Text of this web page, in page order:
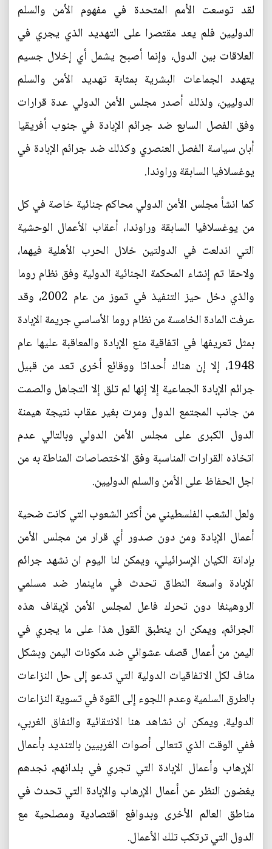
لقد توسعت الأمم المتحدة في مفهوم الأمن والسلم
الدوليين فلم يعد مقتصرا على التهديد الذي يجري في
العلاقات بين الدول، وإنما أصبح يشمل أي إخلال جسيم
يتهدد الجماعات البشرية بمثابة تهديد الأمن والسلم
الدوليين، ولذلك أصدر مجلس الأمن الدولي عدة قرارات
وفق الفصل السابع ضد جرائم الإبادة في جنوب أفريقيا
أبان سياسة الفصل العنصري وكذلك ضد جرائم الإبادة في
يوغسلافيا السابقة وراوندا.
كما انشأ مجلس الأمن الدولي محاكم جنائية خاصة في كل
من يوغسلافيا السابقة وراوندا، أعقاب الأعمال الوحشية
التي اندلعت في الدولتين خلال الحرب الأهلية فيهما،
ولاحقا تم إنشاء المحكمة الجنائية الدولية وفق نظام روما
والذي دخل حيز التنفيذ في تموز من عام 2002، وقد
عرفت المادة الخامسة من نظام روما الأساسي جريمة الإبادة
بمثل تعريفها في اتفاقية منع الإبادة والمعاقبة عليها عام
1948، إلا إن هناك أحداثا ووقائع أخرى تعد من قبيل
جرائم الإبادة الجماعية إلا إنها لم تلق إلا التجاهل والصمت
من جانب المجتمع الدول ومرت بغير عقاب نتيجة هيمنة
الدول الكبرى على مجلس الأمن الدولي وبالتالي عدم
اتخاذه القرارات المناسبة وفق الاختصاصات المناطة به من
اجل الحفاظ على الأمن والسلم الدوليين.
ولعل الشعب الفلسطيني من أكثر الشعوب التي كانت ضحية
أعمال الإبادة ومن دون صدور أي قرار من مجلس الأمن
بإدانة الكيان الإسرائيلي، ويمكن لنا اليوم ان نشهد جرائم
الإبادة واسعة النطاق تحدث في ماينمار ضد مسلمي
الروهينغا دون تحرك فاعل لمجلس الأمن لإيقاف هذه
الجرائم، ويمكن ان ينطبق القول هذا على ما يجري في
اليمن من أعمال قصف عشوائي ضد مكونات اليمن وبشكل
مناف لكل الاتفاقيات الدولية التي تدعو إلى حل النزاعات
بالطرق السلمية وعدم اللجوء إلى القوة في تسوية النزاعات
الدولية. ويمكن ان نشاهد هنا الانتقائية والنفاق الغربي،
ففي الوقت الذي تتعالى أصوات الغربيين بالتنديد بأعمال
الإرهاب وأعمال الإبادة التي تجري في بلدانهم، نجدهم
يغضون النظر عن أعمال الإرهاب والإبادة التي تحدث في
مناطق العالم الأخرى وبدوافع اقتصادية ومصلحية مع
الدول التي ترتكب تلك الأعمال.